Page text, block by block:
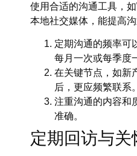
使用合适的沟通工具，
本地社交媒体，能提高沟
定期沟通的频率可
每月一次或每季度
在关键节点，如新
后，更应频繁联系。
注重沟通的内容和
准确。
定期回访与关